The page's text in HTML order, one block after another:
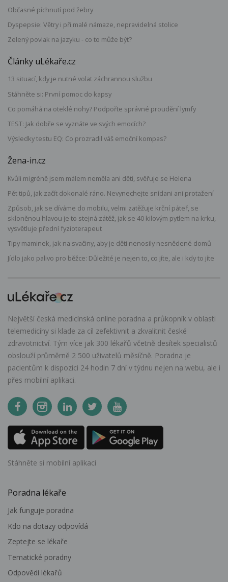
Občasné píchnutí pod žebry
Dyspepsie: Větry i při malé námaze, nepravidelná stolice
Zelený povlak na jazyku - co to může být?
Články uLékaře.cz
13 situací, kdy je nutné volat záchrannou službu
Stáhněte si: První pomoc do kapsy
Co pomáhá na oteklé nohy? Podpořte správné proudění lymfy
TEST: Jak dobře se vyznáte ve svých emocích?
Výsledky testu EQ: Co prozradil váš emoční kompas?
Žena-in.cz
Kvůli migréně jsem málem neměla ani děti, svěřuje se Helena
Pět tipů, jak začít dokonalé ráno. Nevynechejte snídani ani protažení
Způsob, jak se díváme do mobilu, velmi zatěžuje krční páteř, se
skloněnou hlavou je to stejná zátěž, jak se 40 kilovým pytlem na krku,
vysvětluje přední fyzioterapeut
Tipy maminek, jak na svačiny, aby je děti nenosily nesnědené domů
Jídlo jako palivo pro běžce: Důležité je nejen to, co jíte, ale i kdy to jíte
Největší česká medicínská online poradna a průkopník v oblasti
telemedicíny si klade za cíl zefektivnit a zkvalitnit české
zdravotnictví. Tým více jak 300 lékařů včetně desítek specialistů
obslouží průměrně 2 500 uživatelů měsíčně. Poradna je
pacientům k dispozici 24 hodin 7 dní v týdnu nejen na webu, ale i
přes mobilní aplikaci.
Stáhněte si mobilní aplikaci
Poradna lékaře
Jak funguje poradna
Kdo na dotazy odpovídá
Zeptejte se lékaře
Tematické poradny
Odpovědi lékařů